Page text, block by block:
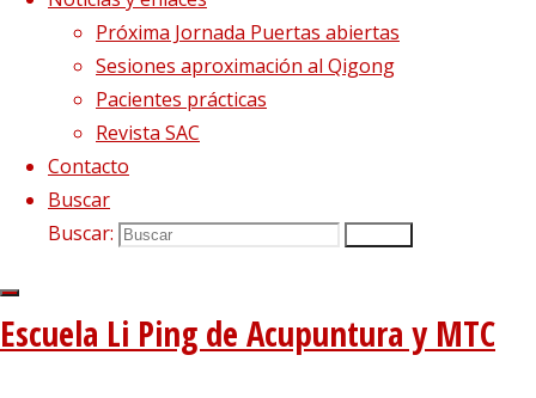
Próxima Jornada Puertas abiertas
Sesiones aproximación al Qigong
Pacientes prácticas
Revista SAC
Contacto
Buscar
Buscar:
Escuela Li Ping de Acupuntura y MTC
Síguenos en Twitter
Blog – Últimos artículos